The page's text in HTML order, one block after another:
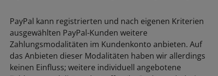
PayPal kann registrierten und nach eigenen Kriterien
ausgewählten PayPal-Kunden weitere
Zahlungsmodalitäten im Kundenkonto anbieten. Auf
das Anbieten dieser Modalitäten haben wir allerdings
keinen Einfluss; weitere individuell angebotene